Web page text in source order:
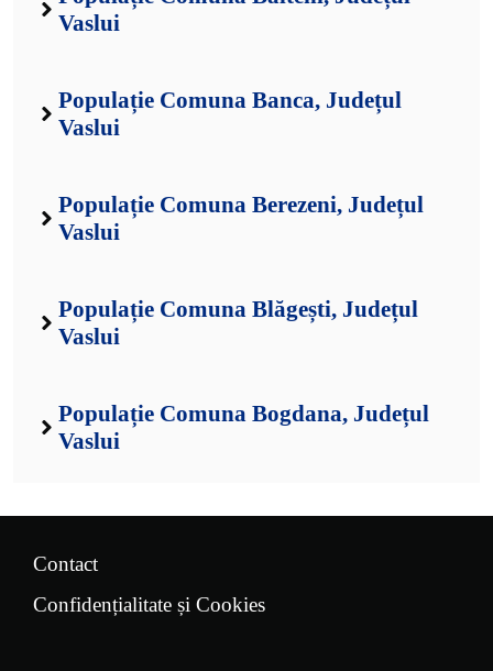
Vaslui
Populație Comuna Banca, Județul
Vaslui
Populație Comuna Berezeni, Județul
Vaslui
Populație Comuna Blăgești, Județul
Vaslui
Populație Comuna Bogdana, Județul
Vaslui
Contact
Confidențialitate și Cookies